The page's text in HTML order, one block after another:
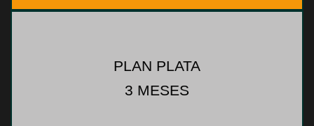
PLAN PLATA
3 MESES